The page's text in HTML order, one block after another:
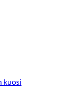
kuosi